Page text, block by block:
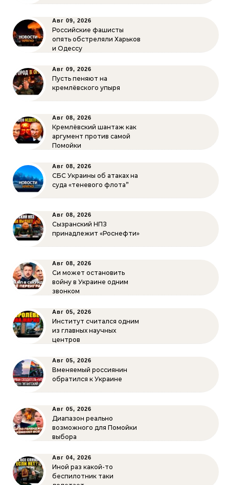
Авг 09, 2026
Российские фашисты
опять обстреляли Харьков
и Одессу
Авг 09, 2026
Пусть пеняют на
кремлёвского упыря
Авг 08, 2026
Кремлёвский шантаж как
аргумент против самой
Помойки
Авг 08, 2026
СБС Украины об атаках на
суда «теневого флота”
Авг 08, 2026
Сызранский НПЗ
принадлежит «Роснефти»
Авг 08, 2026
Си может остановить
войну в Украине одним
звонком
Авг 05, 2026
Институт считался одним
из главных научных
центров
Авг 05, 2026
Вменяемый россиянин
обратился к Украине
Авг 05, 2026
Диапазон реально
возможного для Помойки
выбора
Авг 04, 2026
Иной раз какой-то
беспилотник таки